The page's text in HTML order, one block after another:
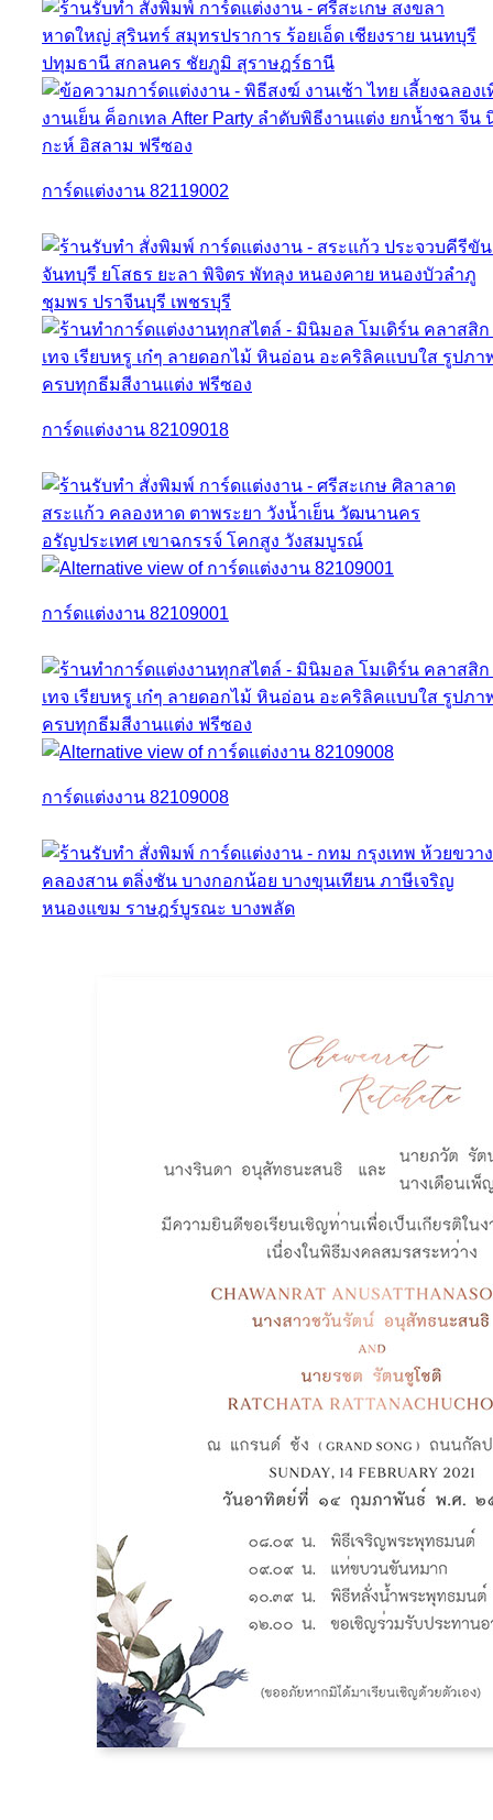
การ์ดแต่งงาน 82119002
การ์ดแต่งงาน 82109018
การ์ดแต่งงาน 82109001
การ์ดแต่งงาน 82109008